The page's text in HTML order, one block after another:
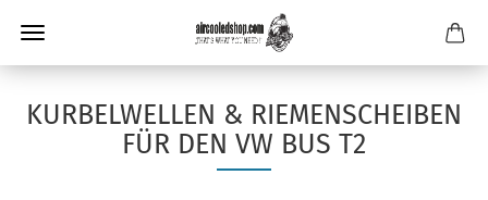
KURBELWELLEN & RIEMENSCHEIBEN
FÜR DEN VW BUS T2